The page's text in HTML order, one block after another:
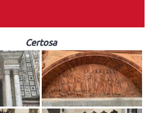
Certosa